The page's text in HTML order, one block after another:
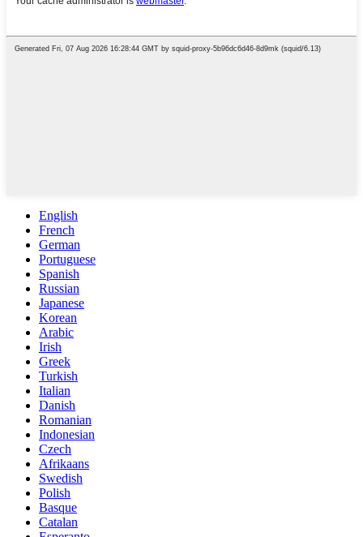
English
French
German
Portuguese
Spanish
Russian
Japanese
Korean
Arabic
Irish
Greek
Turkish
Italian
Danish
Romanian
Indonesian
Czech
Afrikaans
Swedish
Polish
Basque
Catalan